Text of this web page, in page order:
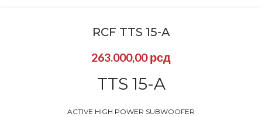
RCF TTS 15-A
263.000,00рсд
TTS 15-A
ACTIVE HIGH POWER SUBWOOFER